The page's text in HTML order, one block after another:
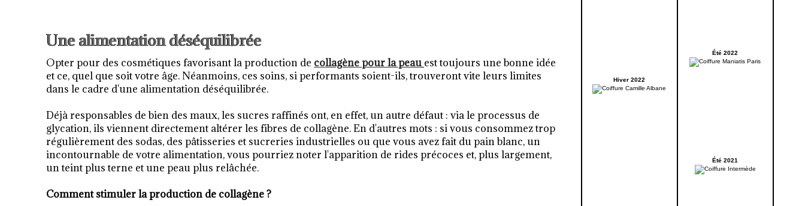
Une alimentation déséquilibrée
Opter pour des cosmétiques favorisant la production de collagène pour la peau est toujours une bonne idée
et ce, quel que soit votre âge. Néanmoins, ces soins, si performants soient-ils, trouveront vite leurs limites
dans le cadre d'une alimentation déséquilibrée.
Déjà responsables de bien des maux, les sucres raffinés ont, en effet, un autre défaut : via le processus de
glycation, ils viennent directement altérer les fibres de collagène. En d'autres mots : si vous consommez trop
régulièrement des sodas, des pâtisseries et sucreries industrielles ou que vous avez fait du pain blanc, un
incontournable de votre alimentation, vous pourriez noter l'apparition de rides précoces et, plus largement,
un teint plus terne et une peau plus relâchée.
Comment stimuler la production de collagène ?
Hiver 2022
Été 2022
Été 2021